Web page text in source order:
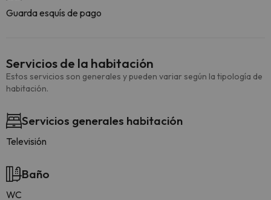
Guarda esquís de pago
Servicios de la habitación
Estos servicios son generales y pueden variar según la tipología de
habitación.
Servicios generales habitación
Televisión
Baño
WC